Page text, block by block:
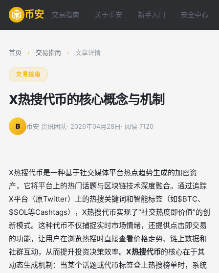
币安 交易指南 关于币安 新手入门 安全中心
首页 › 交易指南 › 文章详情
交易指南
X热搜代币的核心概念与机制
B 币安 资讯团队· 2026年04月28日· 阅读 7120
X热搜代币是一种基于社交媒体平台热点趋势生成的加密资
产，它将平台上的热门话题与区块链技术深度融合。通过追踪
X平台（原Twitter）上的热搜关键词和智能标签（如$BTC、
$SOL等Cashtags），X热搜代币实现了“社交热度即价值”的创
新模式。这种代币不仅捕捉实时市场情绪，还提供点击即交易
的功能，让用户在浏览热搜时直接查看价格走势、链上数据和
社群互动，从而提升投资决策效率。 X热搜代币的核心在于其
动态生成机制：当某个话题或代币标签登上热搜榜单时，系统